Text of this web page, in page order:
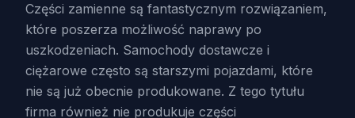
Części zamienne są fantastycznym rozwiązaniem,
które poszerza możliwość naprawy po
uszkodzeniach. Samochody dostawcze i
ciężarowe często są starszymi pojazdami, które
nie są już obecnie produkowane. Z tego tytułu
firma również nie produkuje części